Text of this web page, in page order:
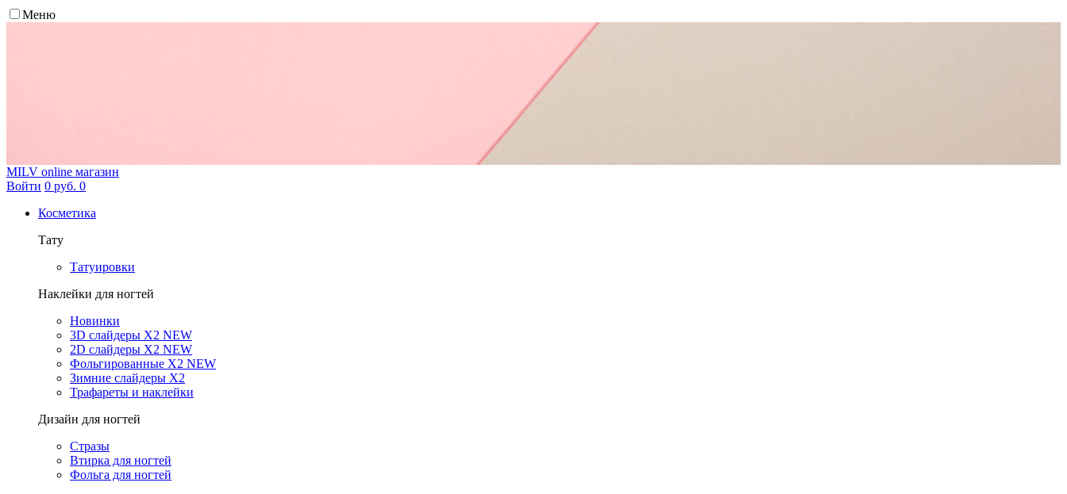
Меню
MILV online магазин
Войти 0 руб. 0
Косметика
Тату
Татуировки
Наклейки для ногтей
Новинки
3D слайдеры X2 NEW
2D слайдеры X2 NEW
Фольгированные X2 NEW
Зимние слайдеры Х2
Трафареты и наклейки
Дизайн для ногтей
Стразы
Втирка для ногтей
Фольга для ногтей